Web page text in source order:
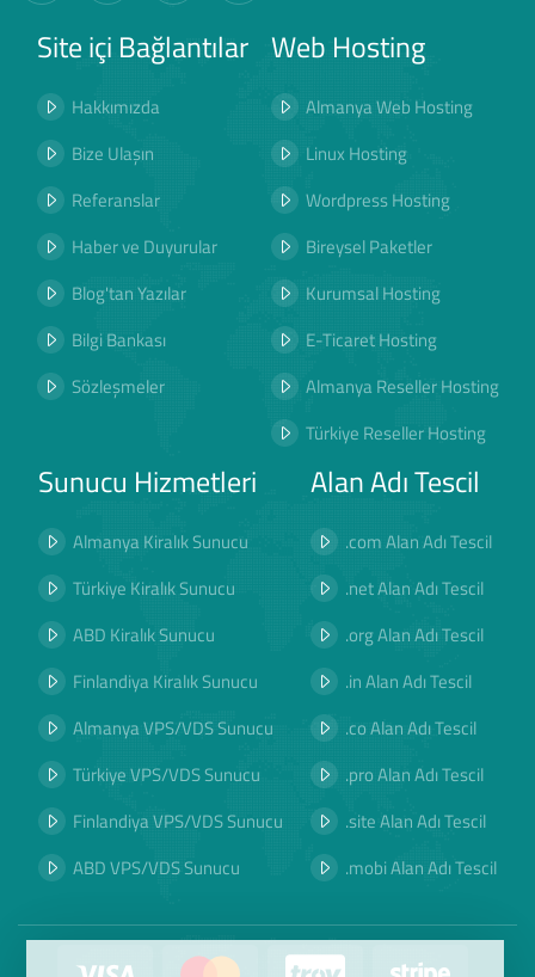
Site içi Bağlantılar
Hakkımızda
Bize Ulaşın
Referanslar
Haber ve Duyurular
Blog'tan Yazılar
Bilgi Bankası
Sözleşmeler
Web Hosting
Almanya Web Hosting
Linux Hosting
Wordpress Hosting
Bireysel Paketler
Kurumsal Hosting
E-Ticaret Hosting
Almanya Reseller Hosting
Türkiye Reseller Hosting
Sunucu Hizmetleri
Almanya Kiralık Sunucu
Türkiye Kiralık Sunucu
ABD Kiralık Sunucu
Finlandiya Kiralık Sunucu
Almanya VPS/VDS Sunucu
Türkiye VPS/VDS Sunucu
Finlandiya VPS/VDS Sunucu
ABD VPS/VDS Sunucu
Alan Adı Tescil
.com Alan Adı Tescil
.net Alan Adı Tescil
.org Alan Adı Tescil
.in Alan Adı Tescil
.co Alan Adı Tescil
.pro Alan Adı Tescil
.site Alan Adı Tescil
.mobi Alan Adı Tescil